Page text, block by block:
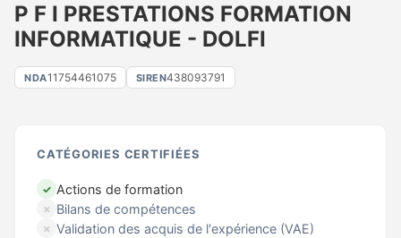
P F I PRESTATIONS FORMATION
INFORMATIQUE - DOLFI
NDA11754461075 SIREN438093791
CATÉGORIES CERTIFIÉES
✓ Actions de formation
✗ Bilans de compétences
✗ Validation des acquis de l'expérience (VAE)